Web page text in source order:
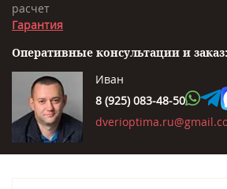
расчет
Гарантия
Оперативные консультации и заказ:
Иван
8 (925) 083-48-50